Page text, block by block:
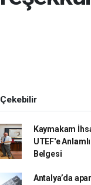
Kaymakam
UTEF'e
Belgesi
Antalya’da